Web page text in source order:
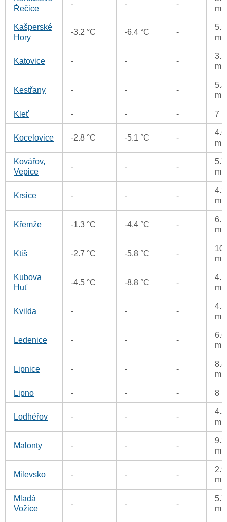
Řečice
- - -
Kašperské
Hory
-3.2 °C -6.4 °C -
5.5
Katovice - - -
3.5
Kestřany - - -
5.3
Kleť - - - 7
Kocelovice -2.8 °C -5.1 °C -
4.6
Kovářov,
Vepice
- - -
5.7
Krsice - - -
4.2
Křemže -1.3 °C -4.4 °C -
6.1
Ktiš -2.7 °C -5.8 °C -
Kubova
Huť
-4.5 °C -8.8 °C -
4.1
Kvilda - - -
4.5
Ledenice - - -
6.6
Lipnice - - -
8.8
Lipno - - - 8
Lodhéřov - - -
4.5
Malonty - - -
9.2
Milevsko - - -
2.9
Mladá
Vožice
- - -
5.7